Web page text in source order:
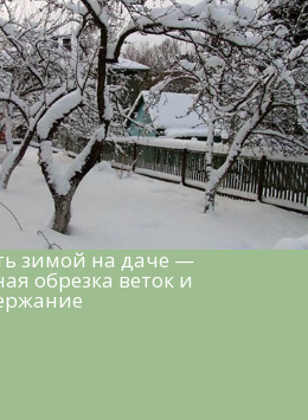
зимой на даче —
обрезка веток и